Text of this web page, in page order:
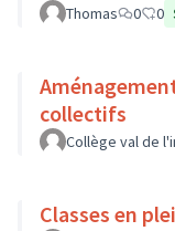
Thomas 0 0
collectifs
Collège val de
Classes en